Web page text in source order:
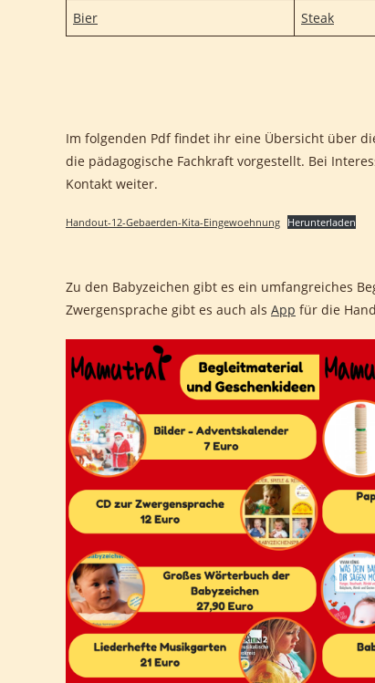
Bier Steak
Im folgenden Pdf findet ihr eine Übersicht über
die pädagogische Fachkraft vorgestellt. Bei
Kontakt weiter.
Handout-12-Gebaerden-Kita-Eingewoehnung Herunterladen
Zu den Babyzeichen gibt es ein umfangreiches
Zwergensprache gibt es auch als App für die